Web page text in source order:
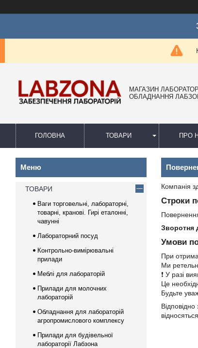
МАГАЗИН
ОБЛАДНАННЯ
ГОЛОВНА ТОВАРИ ПРО
Компанія
Строки
Зворотня
Умови
При
Ми
❗ У разі
Це
Будьте
Відповідно
ТОВАРИ
Ваги торговельні, лабораторні,
товарні, кранові. Гирі еталонні,
чавунні
Лабораторний посуд
Контрольно-вимірювальні
прилади
Меблі для лабораторій
Прилади для молочних
лабораторій
Обладнання для лабораторій
агропромислового комплексу
Прилади для будівельної
лабораторії Лабзона